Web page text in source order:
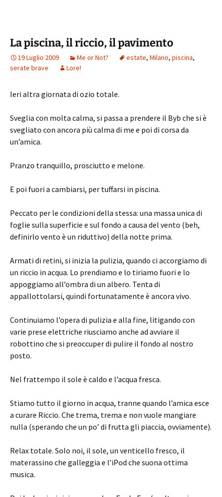
La piscina, il riccio, il pavimento
19 Luglio 2009 Me or Not? estate, Milano, piscina,
serate brave
Lore!
Ieri altra giornata di ozio totale.
Sveglia con molta calma, si passa a prendere il Byb che si è
svegliato con ancora più calma di me e poi di corsa da
un’amica.
Pranzo tranquillo, prosciutto e melone.
E poi fuori a cambiarsi, per tuffarsi in piscina.
Peccato per le condizioni della stessa: una massa unica di
foglie sulla superficie e sul fondo a causa del vento (beh,
definirlo vento è un riduttivo) della notte prima.
Armati di retini, si inizia la pulizia, quando ci accorgiamo di
un riccio in acqua. Lo prendiamo e lo tiriamo fuori e lo
appoggiamo all’ombra di un albero. Tenta di
appallottolarsi, quindi fortunatamente è ancora vivo.
Continuiamo l’opera di pulizia e alla fine, litigando con
varie prese elettriche riusciamo anche ad avviare il
robottino che si preoccuper di pulire il fondo al nostro
posto.
Nel frattempo il sole è caldo e l’acqua fresca.
Stiamo tutto il giorno in acqua, tranne quando l’amica esce
a curare Riccio. Che trema, trema e non vuole mangiare
nulla (sperando che un po’ di frutta gli piaccia, ovviamente).
Relax totale. Solo noi, il sole, un venticello fresco, il
materassino che galleggia e l’iPod che suona ottima
musica.